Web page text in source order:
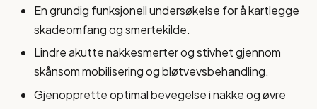
En grundig funksjonell undersøkelse for å kartlegge
skadeomfang og smertekilde.
Lindre akutte nakkesmerter og stivhet gjennom
skånsom mobilisering og bløtvevsbehandling.
Gjenopprette optimal bevegelse i nakke og øvre